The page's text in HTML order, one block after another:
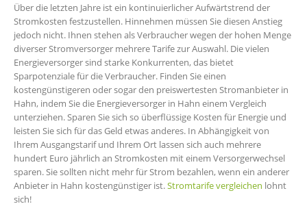
Über die letzten Jahre ist ein kontinuierlicher Aufwärtstrend der
Stromkosten festzustellen. Hinnehmen müssen Sie diesen Anstieg
jedoch nicht. Ihnen stehen als Verbraucher wegen der hohen Menge
diverser Stromversorger mehrere Tarife zur Auswahl. Die vielen
Energieversorger sind starke Konkurrenten, das bietet
Sparpotenziale für die Verbraucher. Finden Sie einen
kostengünstigeren oder sogar den preiswertesten Stromanbieter in
Hahn, indem Sie die Energieversorger in Hahn einem Vergleich
unterziehen. Sparen Sie sich so überflüssige Kosten für Energie und
leisten Sie sich für das Geld etwas anderes. In Abhängigkeit von
Ihrem Ausgangstarif und Ihrem Ort lassen sich auch mehrere
hundert Euro jährlich an Stromkosten mit einem Versorgerwechsel
sparen. Sie sollten nicht mehr für Strom bezahlen, wenn ein anderer
Anbieter in Hahn kostengünstiger ist.Stromtarife vergleichen lohnt
sich!